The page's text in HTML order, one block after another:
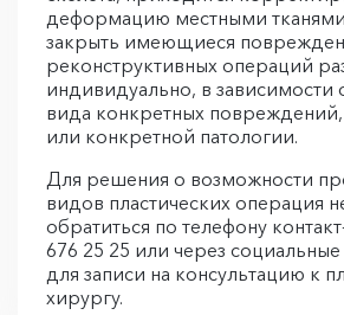
деформацию местными
закрыть имеющиеся
реконструктивных операций
индивидуально, в зависимости
вида конкретных
или конкретной патологии.
Для решения о возможности
видов пластических операция
обратиться по телефону
676 25 25 или через
для записи на консультацию к
хирургу.